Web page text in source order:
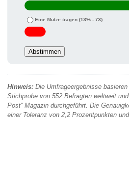
Eine Mütze tragen (13% - 73)
Hinweis: Die Umfrageergebnisse
Stichprobe von 552 Befragten weltweit
Post“ Magazin durchgeführt. Die
einer Toleranz von 2,2 Prozentpunkten